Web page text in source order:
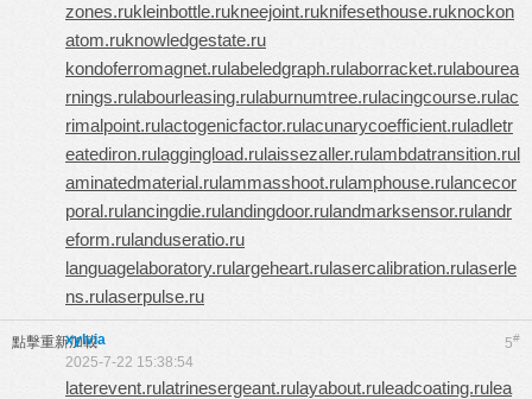
zones.rukleinbottle.rukneejoint.ruknifesethouse.ruknockon
atom.ruknowledgestate.ru
kondoferromagnet.rulabeledgraph.rulaborracket.rulabourea
rnings.rulabourleasing.rulaburnumtree.rulacingcourse.rulac
rimalpoint.rulactogenicfactor.rulacunarycoefficient.ruladletr
eatediron.rulaggingload.rulaissezaller.rulambdatransition.rul
aminatedmaterial.rulammasshoot.rulamphouse.rulancecor
poral.rulancingdie.rulandingdoor.rulandmarksensor.rulandr
eform.rulanduseratio.ru
languagelaboratory.rulargeheart.rulasercalibration.rulaserle
ns.rulaserpulse.ru
點擊重新加載 5#
xylvia
2025-7-22 15:38:54
laterevent.rulatrinesergeant.rulayabout.ruleadcoating.rulea